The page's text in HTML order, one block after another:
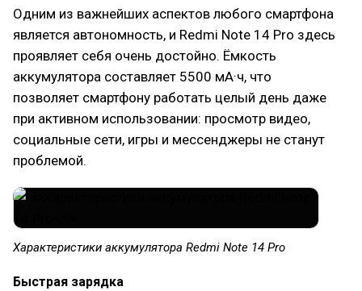
Одним из важнейших аспектов любого смартфона
является автономность, и Redmi Note 14 Pro здесь
проявляет себя очень достойно. Ёмкость
аккумулятора составляет 5500 мА·ч, что
позволяет смартфону работать целый день даже
при активном использовании: просмотр видео,
социальные сети, игры и мессенджеры не станут
проблемой.
Характеристики аккумулятора Redmi Note 14 Pro
Быстрая зарядка